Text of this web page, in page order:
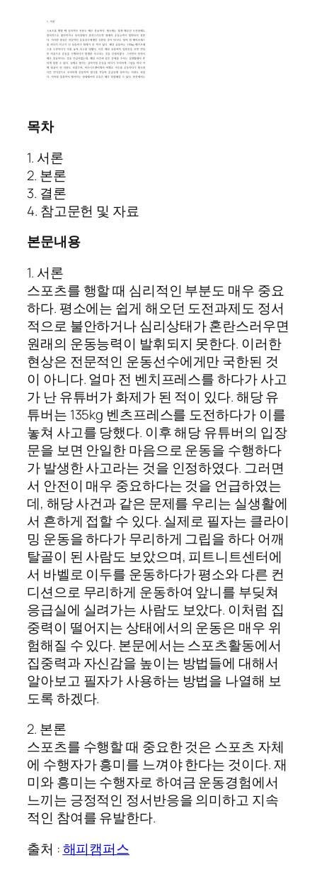
목차
1. 서론
2. 본론
3. 결론
4. 참고문헌 및 자료
본문내용
1. 서론
스포츠를 행할 때 심리적인 부분도 매우 중요
하다. 평소에는 쉽게 해오던 도전과제도 정서
적으로 불안하거나 심리상태가 혼란스러우면
원래의 운동능력이 발휘되지 못한다. 이러한
현상은 전문적인 운동선수에게만 국한된 것
이 아니다. 얼마 전 벤치프레스를 하다가 사고
가 난 유튜버가 화제가 된 적이 있다. 해당 유
튜버는 135kg 벤츠프레스를 도전하다가 이를
놓쳐 사고를 당했다. 이후 해당 유튜버의 입장
문을 보면 안일한 마음으로 운동을 수행하다
가 발생한 사고라는 것을 인정하였다. 그러면
서 안전이 매우 중요하다는 것을 언급하였는
데, 해당 사건과 같은 문제를 우리는 실생활에
서 흔하게 접할 수 있다. 실제로 필자는 클라이
밍 운동을 하다가 무리하게 그립을 하다 어깨
탈골이 된 사람도 보았으며, 피트니트센터에
서 바벨로 이두를 운동하다가 평소와 다른 컨
디션으로 무리하게 운동하여 앞니를 부딪쳐
응급실에 실려가는 사람도 보았다. 이처럼 집
중력이 떨어지는 상태에서의 운동은 매우 위
험해질 수 있다. 본문에서는 스포츠활동에서
집중력과 자신감을 높이는 방법들에 대해서
알아보고 필자가 사용하는 방법을 나열해 보
도록 하겠다.
2. 본론
스포츠를 수행할 때 중요한 것은 스포츠 자체
에 수행자가 흥미를 느껴야 한다는 것이다. 재
미와 흥미는 수행자로 하여금 운동경험에서
느끼는 긍정적인 정서반응을 의미하고 지속
적인 참여를 유발한다.
출처 :해피캠퍼스